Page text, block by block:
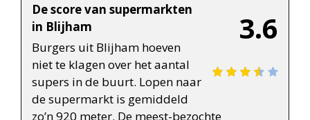
3.6
De score van supermarkten
in Blijham
Burgers uit Blijham hoeven
niet te klagen over het aantal
supers in de buurt. Lopen naar
de supermarkt is gemiddeld
zo’n 920 meter. De meest-bezochte